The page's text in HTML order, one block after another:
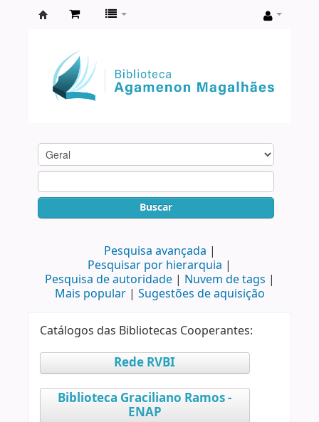
Agamenon
Magalhães
Buscar
Pesquisa avançada
Pesquisar por hierarquia
Pesquisa de autoridade
Nuvem de tags
Mais popular
Sugestões de aquisição
Catálogos das Bibliotecas Cooperantes:
Rede RVBI
Biblioteca Graciliano Ramos -
ENAP